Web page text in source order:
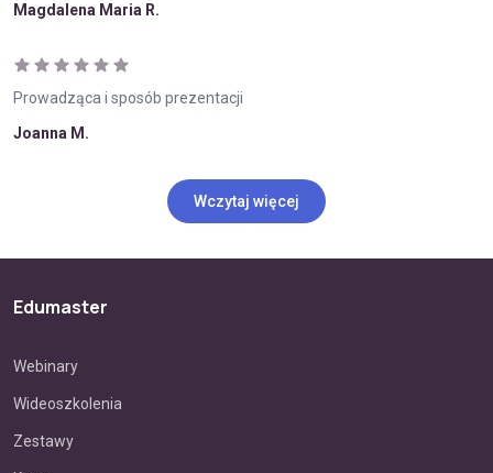
Magdalena Maria R.
Prowadząca i sposób prezentacji
Joanna M.
Wczytaj więcej
Edumaster
Webinary
Wideoszkolenia
Zestawy